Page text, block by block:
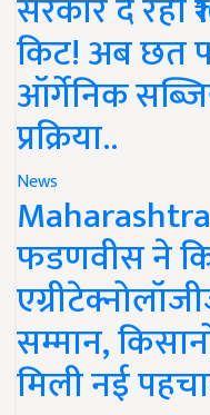
किट! अब छत
ऑर्गेनिक
प्रक्रिया..
News
फडणवीस ने
सम्मान,
मिली नई